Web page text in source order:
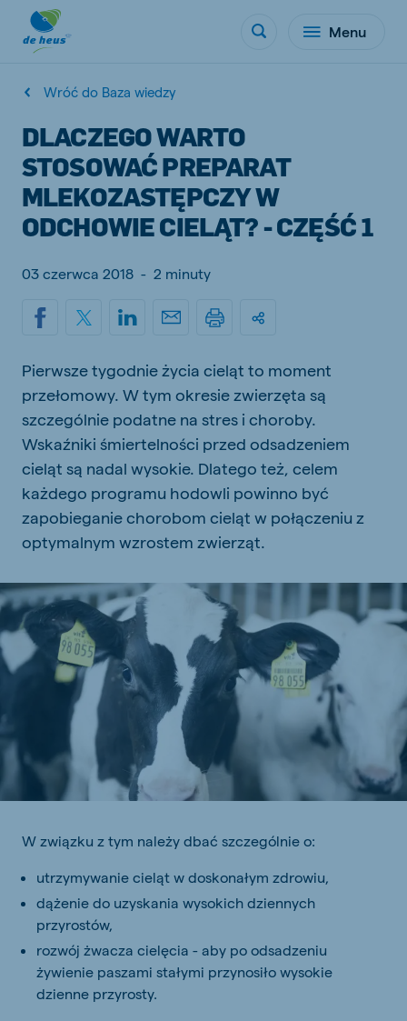
Menu
Wróć do Baza wiedzy
DLACZEGO WARTO
STOSOWAĆ PREPARAT
MLEKOZASTĘPCZY W
ODCHOWIE CIELĄT? - CZĘŚĆ 1
03 czerwca 2018 - 2 minuty
Pierwsze tygodnie życia cieląt to moment
przełomowy. W tym okresie zwierzęta są
szczególnie podatne na stres i choroby.
Wskaźniki śmiertelności przed odsadzeniem
cieląt są nadal wysokie. Dlatego też, celem
każdego programu hodowli powinno być
zapobieganie chorobom cieląt w połączeniu z
optymalnym wzrostem zwierząt.
W związku z tym należy dbać szczególnie o:
utrzymywanie cieląt w doskonałym zdrowiu,
dążenie do uzyskania wysokich dziennych
przyrostów,
rozwój żwacza cielęcia - aby po odsadzeniu
żywienie paszami stałymi przynosiło wysokie
dzienne przyrosty.